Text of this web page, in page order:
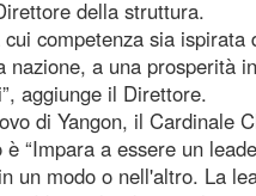
della struttura.
competenza sia ispirata
a una prosperità
aggiunge il Direttore.
di Yangon, il Cardinale
“Impara a essere un
un modo o nell'altro. La